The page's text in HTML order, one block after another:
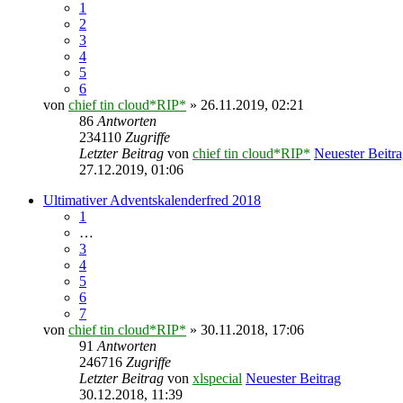
1
2
3
4
5
6
von chief tin cloud*RIP* » 26.11.2019, 02:21
86 Antworten
234110 Zugriffe
Letzter Beitrag von chief tin cloud*RIP* Neuester
27.12.2019, 01:06
Ultimativer Adventskalenderfred 2018
1
…
3
4
5
6
7
von chief tin cloud*RIP* » 30.11.2018, 17:06
91 Antworten
246716 Zugriffe
Letzter Beitrag von xlspecial Neuester Beitrag
30.12.2018, 11:39